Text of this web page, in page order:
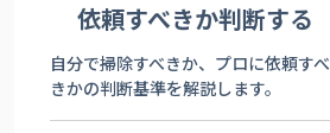
依頼すべきか判断する
自分で掃除すべきか、プロに依頼すべ
きかの判断基準を解説します。